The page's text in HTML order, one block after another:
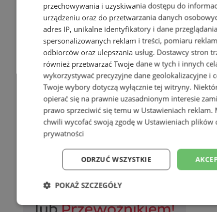
przechowywania i uzyskiwania dostępu do
urządzeniu oraz do przetwarzania danych
adres IP, unikalne identyfikatory i dane
spersonalizowanych reklam i treści, pomiaru
odbiorców oraz ulepszania usług. Dostawcy stron
również przetwarzać Twoje dane w tych i innych
wykorzystywać precyzyjne dane geolokalizacyjne i
Twoje wybory dotyczą wyłącznie tej witryny.
opierać się na prawnie uzasadnionym interesie
prawo sprzeciwić się temu w Ustawieniach reklam.
chwili wycofać swoją zgodę w Ustawieniach plików
prywatności
ODRZUĆ WSZYSTKIE
POKAŻ SZCZEGÓŁY
Niezbędne Wydajność